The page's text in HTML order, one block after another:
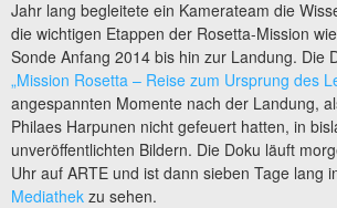
Jahr lang begleitete ein Kamerateam die
die wichtigen Etappen der Rosetta-Mission
Sonde Anfang 2014 bis hin zur Landung. Die
„Mission Rosetta – Reise zum Ursprung des
angespannten Momente nach der Landung,
Philaes Harpunen nicht gefeuert hatten, in
unveröffentlichten Bildern. Die Doku läuft
Uhr auf ARTE und ist dann sieben Tage lang
Mediathek zu sehen.